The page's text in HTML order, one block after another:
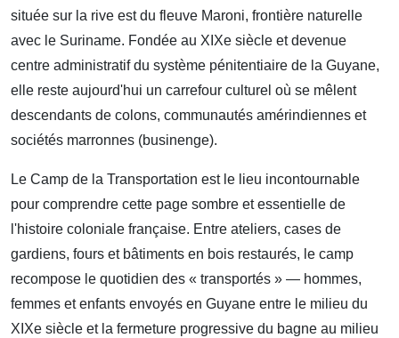
située sur la rive est du fleuve Maroni, frontière naturelle
avec le Suriname. Fondée au XIXe siècle et devenue
centre administratif du système pénitentiaire de la Guyane,
elle reste aujourd'hui un carrefour culturel où se mêlent
descendants de colons, communautés amérindiennes et
sociétés marronnes (businenge).
Le Camp de la Transportation est le lieu incontournable
pour comprendre cette page sombre et essentielle de
l'histoire coloniale française. Entre ateliers, cases de
gardiens, fours et bâtiments en bois restaurés, le camp
recompose le quotidien des « transportés » — hommes,
femmes et enfants envoyés en Guyane entre le milieu du
XIXe siècle et la fermeture progressive du bagne au milieu